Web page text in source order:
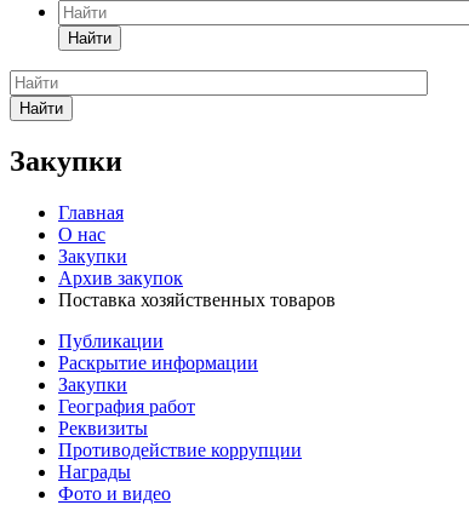
Найти
Найти
Закупки
Главная
О нас
Закупки
Архив закупок
Поставка хозяйственных товаров
Публикации
Раскрытие информации
Закупки
География работ
Реквизиты
Противодействие коррупции
Награды
Фото и видео